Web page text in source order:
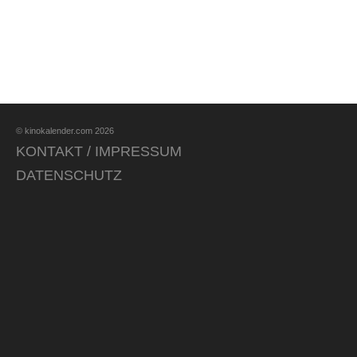
© kinokalender.com 2026
KONTAKT / IMPRESSUM
DATENSCHUTZ